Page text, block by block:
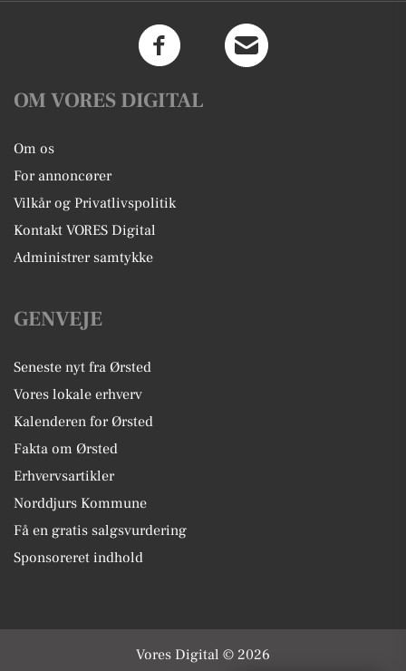
OM VORES DIGITAL
Om os
For annoncører
Vilkår og Privatlivspolitik
Kontakt VORES Digital
Administrer samtykke
GENVEJE
Seneste nyt fra Ørsted
Vores lokale erhverv
Kalenderen for Ørsted
Fakta om Ørsted
Erhvervsartikler
Norddjurs Kommune
Få en gratis salgsvurdering
Sponsoreret indhold
Vores Digital © 2026